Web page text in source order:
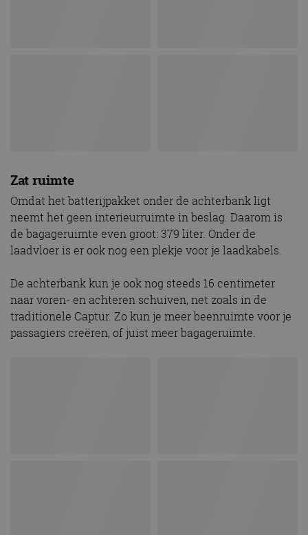
Zat ruimte
Omdat het batterijpakket onder de achterbank ligt
neemt het geen interieurruimte in beslag. Daarom is
de bagageruimte even groot: 379 liter. Onder de
laadvloer is er ook nog een plekje voor je laadkabels.
De achterbank kun je ook nog steeds 16 centimeter
naar voren- en achteren schuiven, net zoals in de
traditionele Captur. Zo kun je meer beenruimte voor je
passagiers creëren, of juist meer bagageruimte.